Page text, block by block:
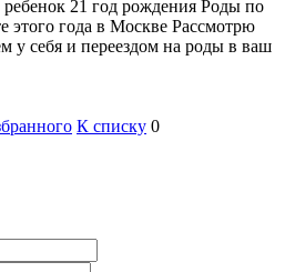
21 год рождения Роды по
этого года в Москве Рассмотрю
у себя и переездом на роды в ваш
К списку 0